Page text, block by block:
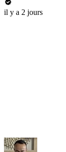
il y a 2 jours